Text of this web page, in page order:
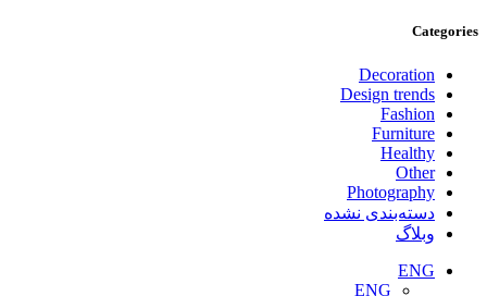
Categories
Decoration
Design trends
Fashion
Furniture
Healthy
Other
Photography
دسته‌بندی نشده
وبلاگ
ENG
ENG